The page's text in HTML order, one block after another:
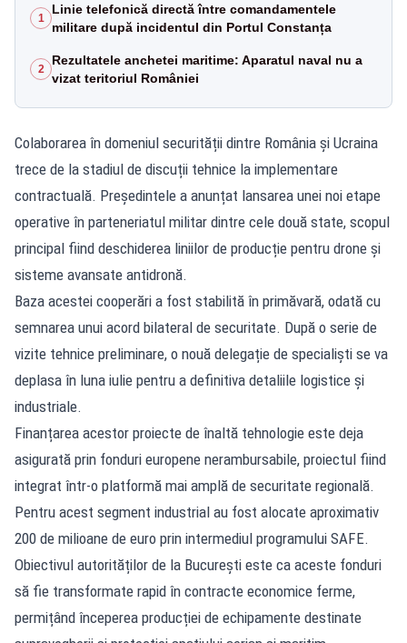
1
Linie telefonică directă între comandamentele
militare după incidentul din Portul Constanța
2
Rezultatele anchetei maritime: Aparatul naval nu a
vizat teritoriul României
Colaborarea în domeniul securității dintre România și Ucraina
trece de la stadiul de discuții tehnice la implementare
contractuală. Președintele a anunțat lansarea unei noi etape
operative în parteneriatul militar dintre cele două state, scopul
principal fiind deschiderea liniilor de producție pentru drone și
sisteme avansate antidronă.
Baza acestei cooperări a fost stabilită în primăvară, odată cu
semnarea unui acord bilateral de securitate. După o serie de
vizite tehnice preliminare, o nouă delegație de specialiști se va
deplasa în luna iulie pentru a definitiva detaliile logistice și
industriale.
Finanțarea acestor proiecte de înaltă tehnologie este deja
asigurată prin fonduri europene nerambursabile, proiectul fiind
integrat într-o platformă mai amplă de securitate regională.
Pentru acest segment industrial au fost alocate aproximativ
200 de milioane de euro prin intermediul programului SAFE.
Obiectivul autorităților de la București este ca aceste fonduri
să fie transformate rapid în contracte economice ferme,
permițând începerea producției de echipamente destinate